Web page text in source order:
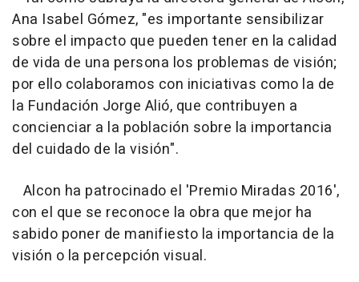
Ana Isabel Gómez, "es importante sensibilizar
sobre el impacto que pueden tener en la calidad
de vida de una persona los problemas de visión;
por ello colaboramos con iniciativas como la de
la Fundación Jorge Alió, que contribuyen a
concienciar a la población sobre la importancia
del cuidado de la visión".
Alcon ha patrocinado el 'Premio Miradas 2016',
con el que se reconoce la obra que mejor ha
sabido poner de manifiesto la importancia de la
visión o la percepción visual.